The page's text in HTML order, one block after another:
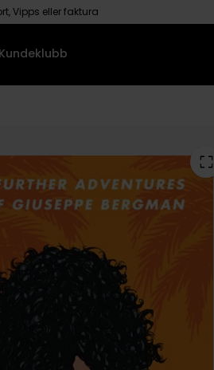
Vipps eller faktura
Kundeklubb